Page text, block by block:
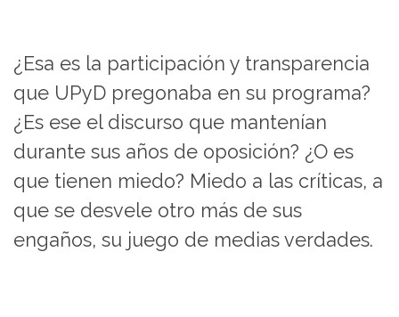
¿Esa es la participación y transparencia
que UPyD pregonaba en su programa?
¿Es ese el discurso que mantenían
durante sus años de oposición? ¿O es
que tienen miedo? Miedo a las críticas, a
que se desvele otro más de sus
engaños, su juego de medias verdades.